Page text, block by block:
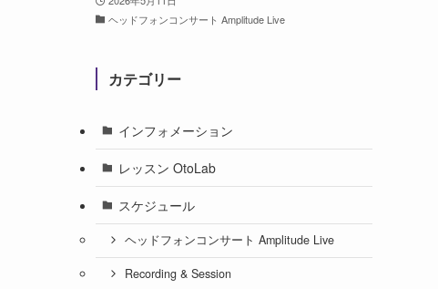
ヘッドフォンコンサート Amplitude Live
カテゴリー
インフォメーション
レッスン OtoLab
スケジュール
ヘッドフォンコンサート Amplitude Live
Recording & Session